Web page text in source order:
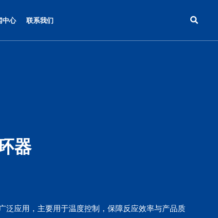
中心 联系我们
器
泛应用，主要用于温度控制，保障反应效率与产品质